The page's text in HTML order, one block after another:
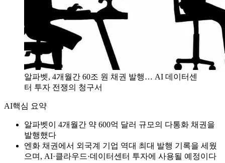
알파벳, 4개월간 60조 원 채권 발행… AI 데이터센
터 투자 전쟁의 청구서
AI핵심 요약
알파벳이 4개월간 약 600억 달러 규모의 다통화 채권을
발행했다
엔화 채권에서 외국계 기업 역대 최대 발행 기록을 세웠
으며, AI·클라우드·데이터센터 투자에 사용될 예정이다